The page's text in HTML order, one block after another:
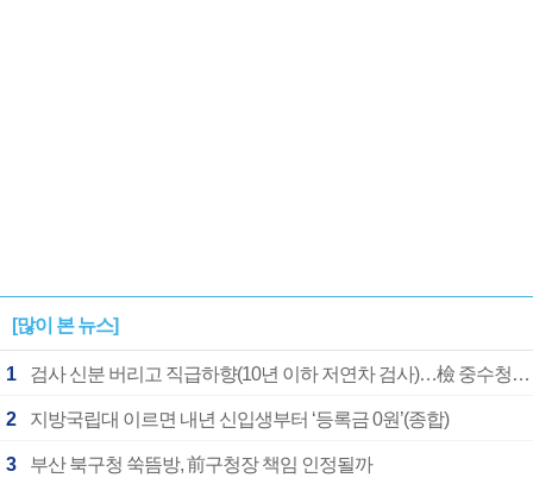
[많이 본 뉴스]
1 검사 신분 버리고 직급하향(10년 이하 저연차 검사)…檢 중수청행 기피
2 지방국립대 이르면 내년 신입생부터 ‘등록금 0원’(종합)
3 부산 북구청 쑥뜸방, 前구청장 책임 인정될까